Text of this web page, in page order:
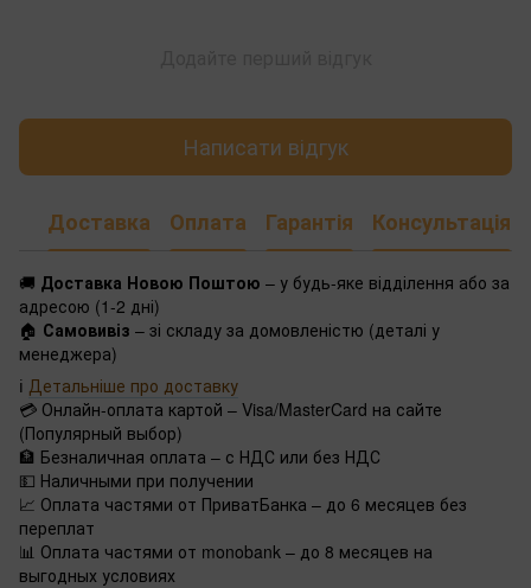
Написати відгук
Доставка Оплата Гарантія Консультація
🚚 Доставка Новою Поштою – у будь-яке відділення або за
адресою (1-2 дні)
🏠 Самовивіз – зі складу за домовленістю (деталі у
менеджера)
ℹ️ Детальніше про доставку
💳 Онлайн-оплата картой – Visa/MasterCard на сайте
(Популярный выбор)
🏦 Безналичная оплата – с НДС или без НДС
💵 Наличными при получении
📈 Оплата частями от ПриватБанка – до 6 месяцев без
переплат
📊 Оплата частями от monobank – до 8 месяцев на
выгодных условиях